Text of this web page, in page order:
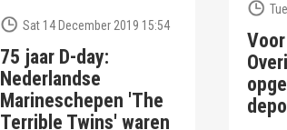
Sat 14 December 2019 15:54
75 jaar D-day:
Nederlandse
Marineschepen 'The
Terrible Twins' waren